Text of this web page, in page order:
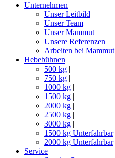
Unternehmen
Unser Leitbild |
Unser Team |
Unser Mammut |
Unsere Referenzen |
Arbeiten bei Mammut
Hebebühnen
500 kg |
750 kg |
1000 kg |
1500 kg |
2000 kg |
2500 kg |
3000 kg |
1500 kg Unterfahrbar
2000 kg Unterfahrbar
Service